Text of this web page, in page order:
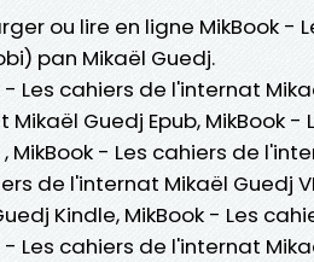
ou lire en ligne MikBook -
pan Mikaël Guedj.
- Les cahiers de l'internat
Mikaël Guedj Epub, MikBook
MikBook - Les cahiers de
de l'internat Mikaël Guedj
Kindle, MikBook - Les
- Les cahiers de l'internat